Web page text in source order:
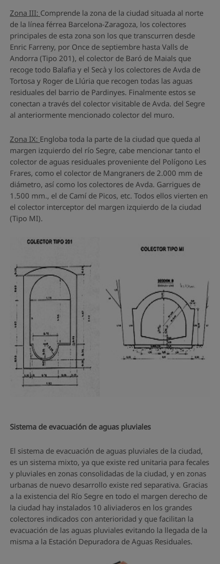
Zona III: Comprende la zona de la ciudad situada al norte
de la línea férrea Barcelona-Zaragoza, los colectores
principales de esta zona son los que transcurren desde
Enric Farreny, por Once de septiembre hasta Valls de
Andorra (Tipo 201), el colector de Baró de Maials que
recoge todo Balafia y el Secà y los colectores de Avda de
Tortosa y Roger de Llúria que recogen todas las aguas
residuales del barrio de Pardinyes. Finalmente estos se
conectan a través del colector visitable de Avda. del Segre
al anteriormente mencionado colector del muro.
Zona IX: Engloba toda la parte de la ciudad que queda al
margen izquierdo del río Segre, cabe mencionar tanto el
colector de aguas residuales proveniente del Polígono Les
Frares, como el colector de Mangraners de 2.000 mm de
diámetro, así como los colectores de Avda. Garrigues de
1.500 mm., el de Camí de Picos, etc. Todos ellos vierten en
el colector interceptor del margen izquierdo de la ciudad
(Tipo MI).
Sistema de evacuación de aguas pluviales
El sistema de evacuación de aguas pluviales de la ciudad,
es un sistema mixto, ya que existe red unitaria para fecales
y pluviales en zonas consolidadas de la ciudad, y en zonas
urbanas de nuevo desarrollo existe red separativa. Gracias
a la existencia del Río Segre en todo el margen derecho de
la ciudad hay instalados 10 aliviaderos en los grandes
colectores indicados con anterioridad y que facilitan la
evacuación de las aguas pluviales evitando la llegada de la
misma a la Estación Depuradora de Aguas Residuales.